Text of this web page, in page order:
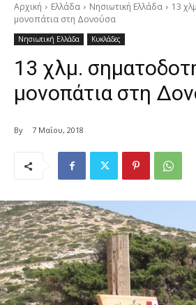
Αρχική Ελλάδα Νησιωτική Ελλάδα
13
μονοπάτια στη Δονούσα
Νησιωτική Ελλάδα Κυκλάδες
13 χλμ.
μονοπάτια στη
By 7 Μαΐου, 2018